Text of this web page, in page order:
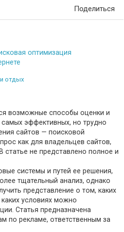
Поделиться
оптимизация
отдых
возможные способы оценки и
самых эффективных, но трудно
сайтов — поисковой
как для владельцев сайтов,
статье не представлено полное и
системы и путей ее решения,
тщательный анализ, однако
представление о том, каких
каких условиях можно
Статья предназначена
по рекламе, ответственным за